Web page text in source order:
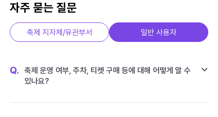
자주 묻는 질문
축제 지자체/유관부서 일반 사용자
Q.
축제 운영 여부, 주차, 티켓 구매 등에 대해 어떻게 알 수
있나요?